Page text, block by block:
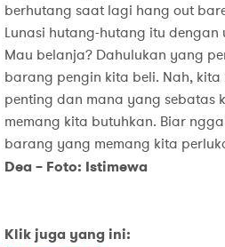
berhutang saat lagi hang out
Lunasi hutang-hutang itu dengan
Mau belanja? Dahulukan yang
barang pengin kita beli. Nah,
penting dan mana yang sebatas
memang kita butuhkan. Biar
barang yang memang kita
Dea – Foto: Istimewa
Klik juga yang ini: